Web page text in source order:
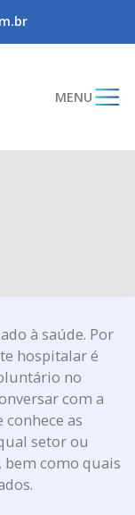
MENU
à saúde. Por
hospitalar é
no
com a
as
setor ou
bem como quais